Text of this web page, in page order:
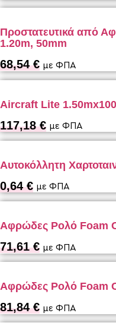
Προστατευτικά από
1.20m, 50mm
68,54€ με ΦΠΑ
Aircraft Lite
117,18€ με ΦΠΑ
Αυτοκόλλητη
0,64€ με ΦΠΑ
Αφρώδες Ρολό Foam
71,61€ με ΦΠΑ
Αφρώδες Ρολό Foam
81,84€ με ΦΠΑ